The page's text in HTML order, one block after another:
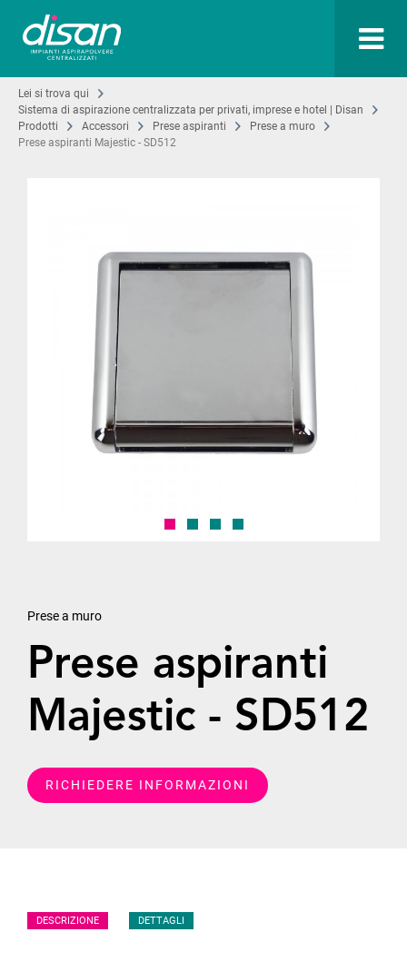
Lei si trova qui
Sistema di aspirazione centralizzata per privati, imprese e hotel | Disan
Prodotti
Accessori Prese aspiranti
Prese a muro
Prese aspiranti Majestic - SD512
Prese a muro
Prese aspiranti
Majestic - SD512
RICHIEDERE INFORMAZIONI
DESCRIZIONE DETTAGLI